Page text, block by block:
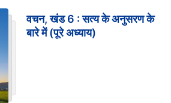
वचन, खंड 6 : सत्य के अनुसरण के
बारे में (पूरे अध्याय)